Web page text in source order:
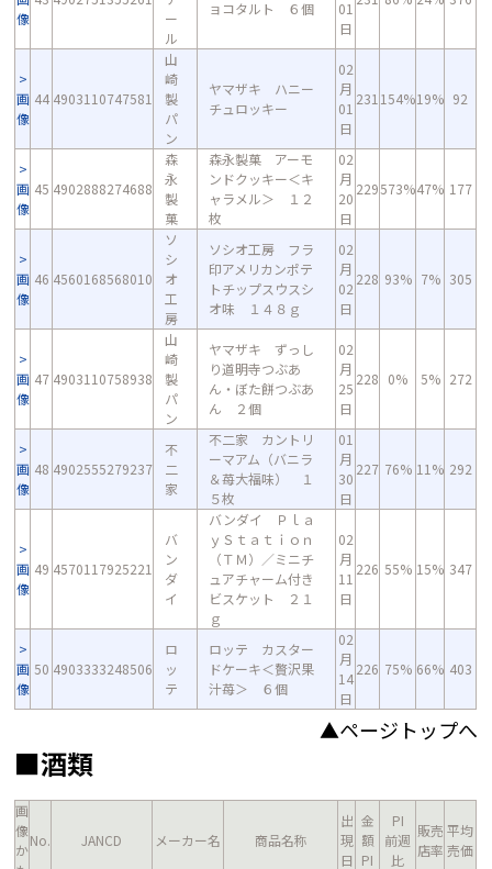
像
ー
ル
ョコタルト ６個
01
日
画
像
44 4903110747581
山
崎
製
パ
ン
ヤマザキ ハニー
チュロッキー
02
月
01
日
231 154%19% 92
画
像
45 4902888274688
森
永
製
菓
森永製菓 アーモ
ンドクッキー＜キ
ャラメル＞ １２
枚
02
月
20
日
229573%47% 177
画
像
46 4560168568010
ソ
シ
オ
工
房
ソシオ工房 フラ
印アメリカンポテ
トチップスウスシ
オ味 １４８ｇ
02
月
02
日
228 93% 7% 305
画
像
47 4903110758938
山
崎
製
パ
ン
ヤマザキ ずっし
り道明寺つぶあ
ん・ぼた餅つぶあ
ん ２個
02
月
25
日
228 0% 5% 272
画
像
48 4902555279237
不
二
家
不二家 カントリ
ーマアム（バニラ
＆苺大福味） １
５枚
01
月
30
日
227 76% 11% 292
画
像
49 4570117925221
バ
ン
ダ
イ
バンダイ Ｐｌａ
ｙＳｔａｔｉｏｎ
（ＴＭ）／ミニチ
ュアチャーム付き
ビスケット ２１
ｇ
02
月
11
日
226 55% 15% 347
画
像
50 4903333248506
ロ
ッ
テ
ロッテ カスター
ドケーキ＜贅沢果
汁苺＞ ６個
02
月
14
日
226 75% 66% 403
▲ページトップへ
■酒類
画
像
か
No. JANCD メーカー名 商品名称
出
現
日
金
額
PI
PI
前週
比
販売
店率
平均
売価